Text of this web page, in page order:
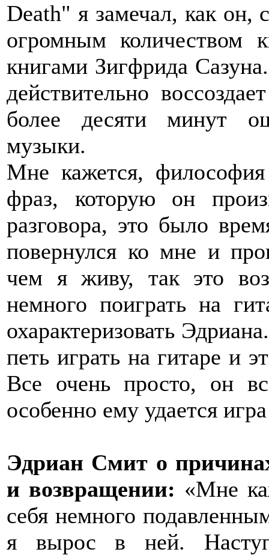
Death" я замечал, как он,
огромным количеством
книгами Зигфрида
действительно
более десяти минут
музыки.
Мне кажется,
фраз, которую он
разговора, это было
повернулся ко мне и
чем я живу, так это
немного поиграть на
охарактеризовать
петь играть на гитаре и
Все очень просто, он
особенно ему удается
Эдриан Смит о
и возвращении: «Мне
себя немного
я вырос в ней.